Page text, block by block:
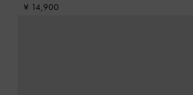
¥ 14,900